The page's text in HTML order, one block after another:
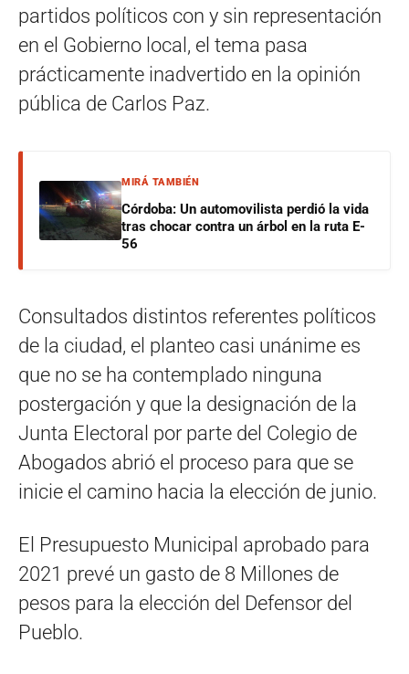
partidos políticos con y sin representación
en el Gobierno local, el tema pasa
prácticamente inadvertido en la opinión
pública de Carlos Paz.
MIRÁ TAMBIÉN
Córdoba: Un automovilista perdió la vida
tras chocar contra un árbol en la ruta E-
56
Consultados distintos referentes políticos
de la ciudad, el planteo casi unánime es
que no se ha contemplado ninguna
postergación y que la designación de la
Junta Electoral por parte del Colegio de
Abogados abrió el proceso para que se
inicie el camino hacia la elección de junio.
El Presupuesto Municipal aprobado para
2021 prevé un gasto de 8 Millones de
pesos para la elección del Defensor del
Pueblo.